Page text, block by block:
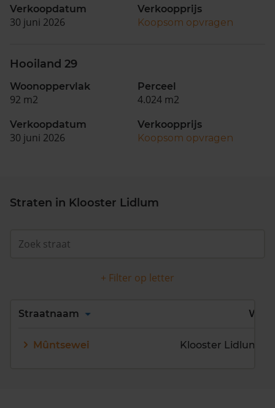
Verkoopdatum
30 juni 2026
Verkoopprijs
Koopsom opvragen
Hooiland 29
Woonoppervlak
92 m2
Perceel
4.024 m2
Verkoopdatum
30 juni 2026
Verkoopprijs
Koopsom opvragen
Straten in Klooster Lidlum
+ Filter op letter
Alles
Straatnaam Wijk
Mûntsewei Klooster Lidlum